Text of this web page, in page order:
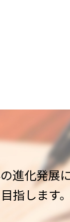
進化発展
指します